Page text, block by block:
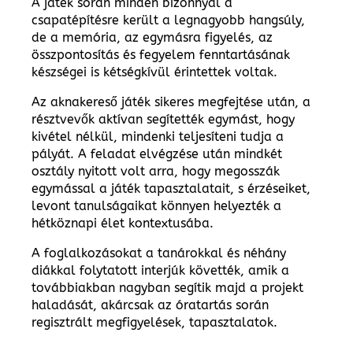
csapatépítésre került a legnagyobb hangsúly,
de a memória, az egymásra figyelés, az
összpontosítás és fegyelem fenntartásának
készségei is kétségkívül érintettek voltak.
Az aknakereső játék sikeres megfejtése után, a
résztvevők aktívan segítették egymást, hogy
kivétel nélkül, mindenki teljesíteni tudja a
pályát. A feladat elvégzése után mindkét
osztály nyitott volt arra, hogy megosszák
egymással a játék tapasztalatait, s érzéseiket,
levont tanulságaikat könnyen helyezték a
hétköznapi élet kontextusába.
A foglalkozásokat a tanárokkal és néhány
diákkal folytatott interjúk követték, amik a
továbbiakban nagyban segítik majd a projekt
haladását, akárcsak az óratartás során
regisztrált megfigyelések, tapasztalatok.